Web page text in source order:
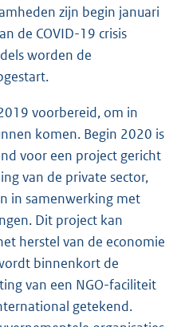
zijn begin januari
de COVID-19 crisis
worden de
voorbereid, om in
komen. Begin 2020 is
voor een project gericht
van de private sector,
in samenwerking met
Dit project kan
herstel van de economie
binnenkort de
van een NGO-faciliteit
getekend.